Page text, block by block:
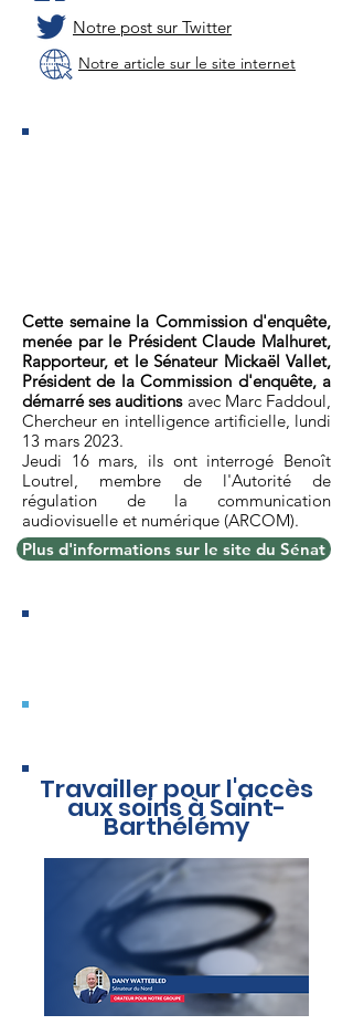
Notre post sur Twitter
Notre article sur le site internet
Cette semaine la Commission d'enquête,
menée par le Président Claude Malhuret,
Rapporteur, et le Sénateur Mickaël Vallet,
Président de la Commission d'enquête, a
démarré ses auditionsavec Marc Faddoul,
Chercheur en intelligence artificielle, lundi
13 mars 2023.
Jeudi 16 mars, ils ont interrogé Benoît
Loutrel, membre de l'Autorité de
régulation de la communication
audiovisuelle et numérique (ARCOM).
Plus d'informations sur le site du Sénat
Travailler pour l'accès
aux soins à Saint-
Barthélémy